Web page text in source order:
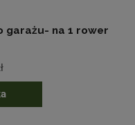
garażu- na 1 rower